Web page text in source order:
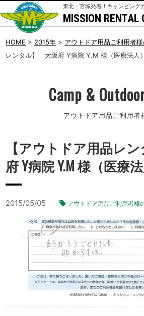
東北・宮城発着！キャンピング
MISSION RENTAL
HOME > 2015年 > アウトドア用品ご利用者
レンタル】 大阪府 Y病院 Y.M 様（医療法人）
Camp &
アウトドア用品ご利用者
【アウトドア用品レ
府 Y病院 Y.M 様（医療法
2015/05/05 アウトドア用品ご利用者様